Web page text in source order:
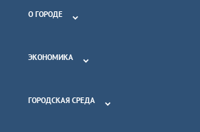
О ГОРОДЕ
ЭКОНОМИКА
ГОРОДСКАЯ СРЕДА